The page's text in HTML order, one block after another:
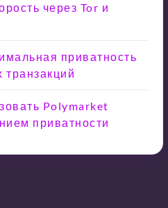
через Tor и
приватность
Polymarket
приватности